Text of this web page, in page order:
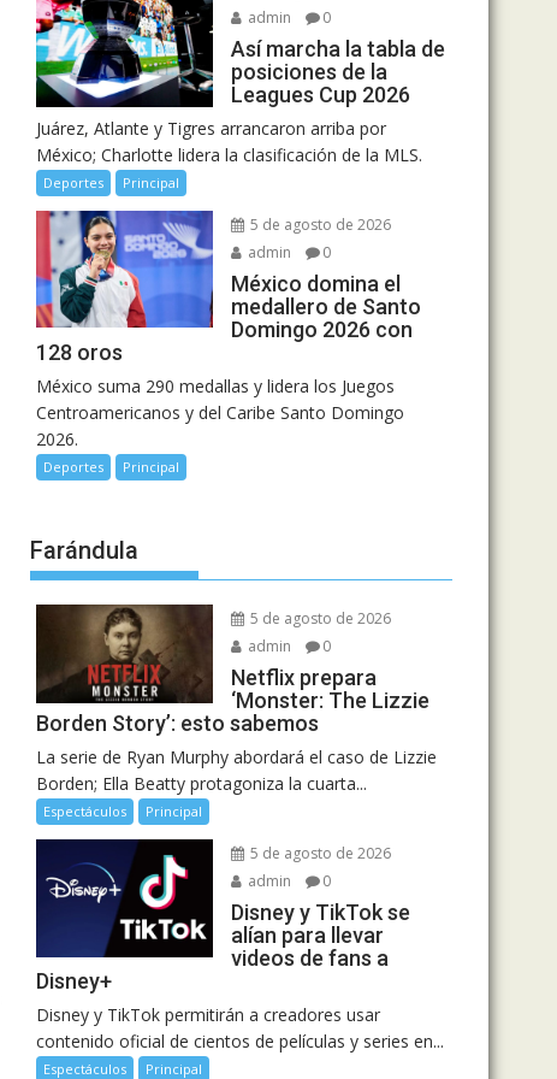
admin
0
Así marcha la tabla de
posiciones de la
Leagues Cup 2026
Juárez, Atlante y Tigres arrancaron arriba por
México; Charlotte lidera la clasificación de la MLS.
Deportes Principal
5 de agosto de 2026
admin
0
México domina el
medallero de Santo
Domingo 2026 con
128 oros
México suma 290 medallas y lidera los Juegos
Centroamericanos y del Caribe Santo Domingo
2026.
Deportes Principal
Farándula
5 de agosto de 2026
admin
0
Netflix prepara
‘Monster: The Lizzie
Borden Story’: esto sabemos
La serie de Ryan Murphy abordará el caso de Lizzie
Borden; Ella Beatty protagoniza la cuarta...
Espectáculos Principal
5 de agosto de 2026
admin
0
Disney y TikTok se
alían para llevar
videos de fans a
Disney+
Disney y TikTok permitirán a creadores usar
contenido oficial de cientos de películas y series en...
Espectáculos Principal